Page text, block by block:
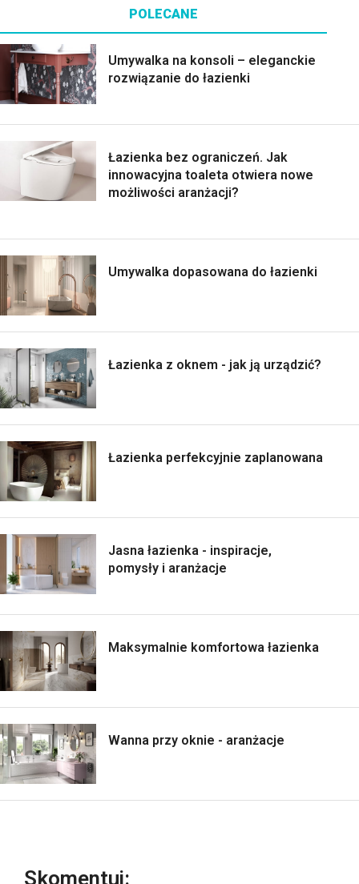
POLECANE
Umywalka na konsoli – eleganckie
rozwiązanie do łazienki
Łazienka bez ograniczeń. Jak
innowacyjna toaleta otwiera nowe
możliwości aranżacji?
Umywalka dopasowana do łazienki
Łazienka z oknem - jak ją urządzić?
Łazienka perfekcyjnie zaplanowana
Jasna łazienka - inspiracje,
pomysły i aranżacje
Maksymalnie komfortowa łazienka
Wanna przy oknie - aranżacje
Skomentuj: